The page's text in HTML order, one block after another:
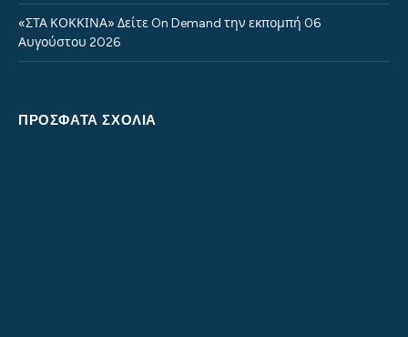
«ΣΤΑ ΚΟΚΚΙΝΑ» Δείτε On Demand την εκπομπή 06
Αυγούστου 2026
ΠΡΌΣΦΑΤΑ ΣΧΌΛΙΑ